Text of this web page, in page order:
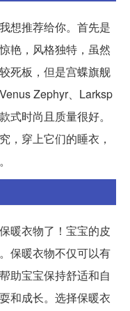
想推荐给你。首先是
艳，风格独特，虽然
死板，但是宫蝶旗舰
Zephyr、Larksp
式时尚且质量很好。
，穿上它们的睡衣，
暖衣物了！宝宝的皮
保暖衣物不仅可以有
助宝宝保持舒适和自
和成长。选择保暖衣